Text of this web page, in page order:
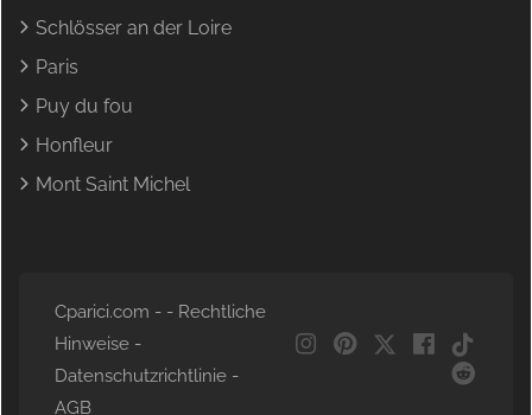
Schlösser an der Loire
Paris
Puy du fou
Honfleur
Mont Saint Michel
Cparici.com - - Rechtliche
Hinweise -
Datenschutzrichtlinie -
AGB
NL